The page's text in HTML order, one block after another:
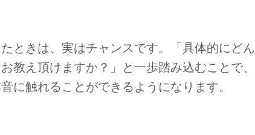
ときは、実はチャンスです。「具体的にどん
教え頂けますか？」と一歩踏み込むことで、
に触れることができるようになります。